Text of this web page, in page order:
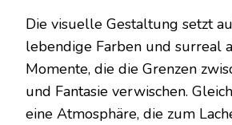
Die visuelle Gestaltung setzt
lebendige Farben und surreal
Momente, die die Grenzen
und Fantasie verwischen.
eine Atmosphäre, die zum